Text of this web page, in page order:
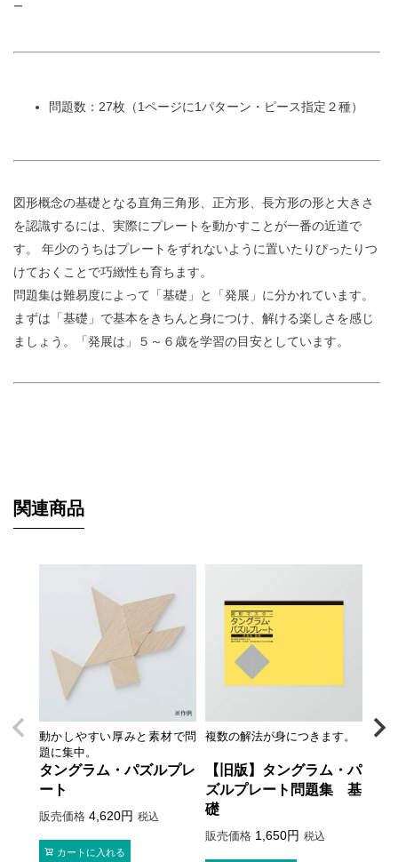
ー
問題数：27枚（1ページに1パターン・ピース指定２種）
図形概念の基礎となる直角三角形、正方形、長方形の形と大きさ
を認識するには、実際にプレートを動かすことが一番の近道で
す。 年少のうちはプレートをずれないように置いたりぴったりつ
けておくことで巧緻性も育ちます。
問題集は難易度によって「基礎」と「発展」に分かれています。
まずは「基礎」で基本をきちんと身につけ、解ける楽しさを感じ
ましょう。「発展は」５～６歳を学習の目安としています。
関連商品
動かしやすい厚みと素材で問
題に集中。
タングラム・パズルプレ
ート
販売価格 4,620 税込
カートに入れる
複数の解法が身につきます。
【旧版】タングラム・パ
ズルプレート問題集 基
礎
販売価格 1,650 税込